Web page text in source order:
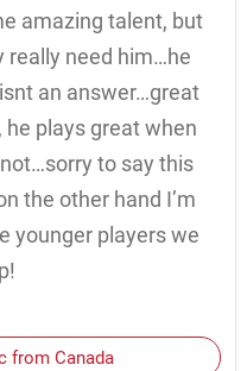
amazing talent, but
really need him…he
an answer…great
plays great when
to say this
the other hand I’m
younger players we
from Canada